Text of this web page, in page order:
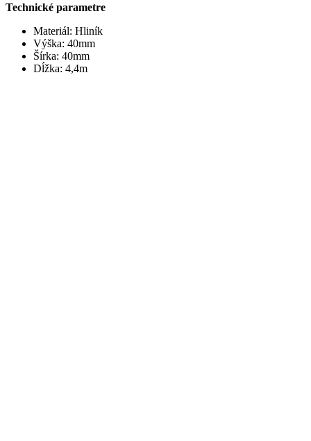
Technické parametre
Materiál: Hliník
Výška: 40mm
Šírka: 40mm
Dĺžka: 4,4m